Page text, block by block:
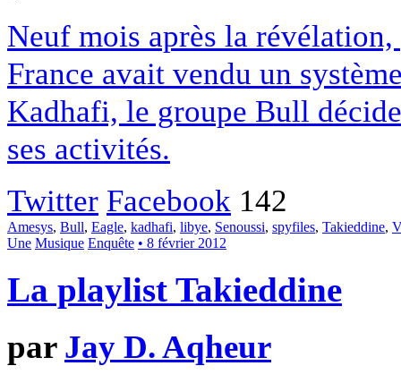
Neuf mois après la
France avait vendu un
Kadhafi, le groupe Bull
ses activités.
Twitter Facebook 142
Amesys, Bull, Eagle, kadhafi, libye, Senoussi, spyfiles, Takieddine,
Une Musique Enquête • 8 février 2012
La playlist Takieddine
par Jay D. Aqheur